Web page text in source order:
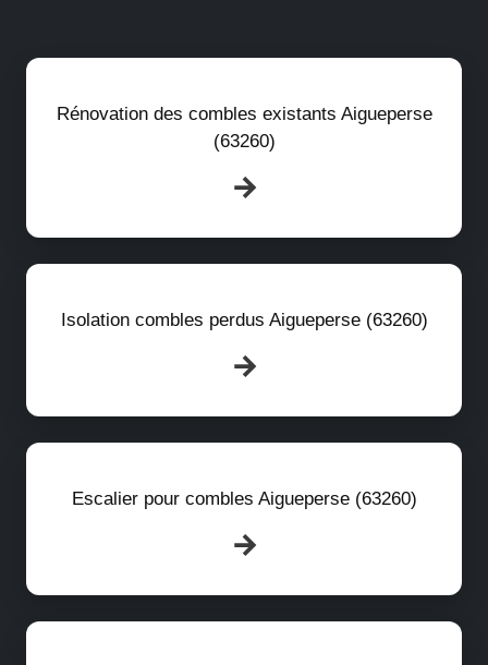
Rénovation des combles existants Aigueperse
(63260)
Isolation combles perdus Aigueperse (63260)
Escalier pour combles Aigueperse (63260)